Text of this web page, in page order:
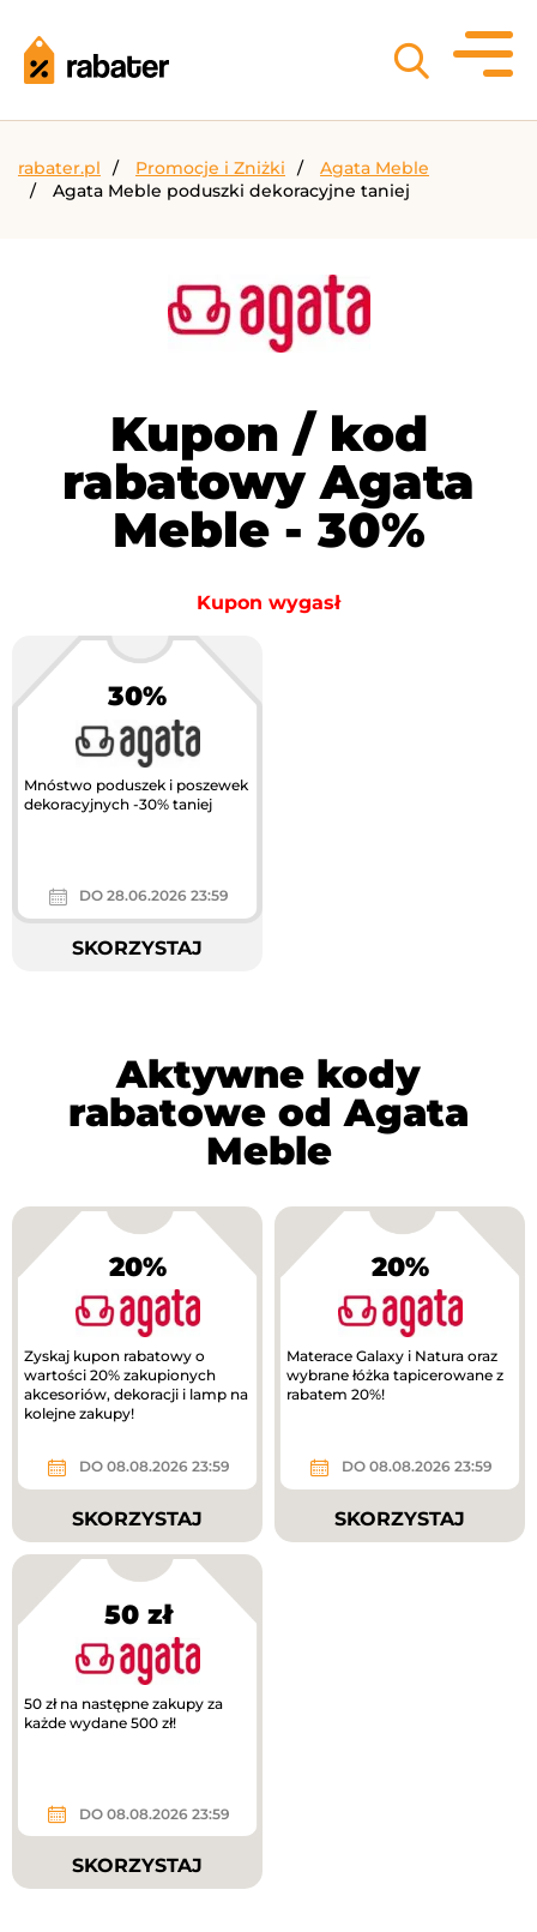
rabater.pl Promocje i Zniżki
Agata Meble
Agata Meble poduszki dekoracyjne taniej
Kupon / kod
rabatowy Agata
Meble - 30%
Kupon wygasł
30%
Mnóstwo poduszek i poszewek
dekoracyjnych -30% taniej
DO 28.06.2026 23:59
SKORZYSTAJ
Aktywne kody
rabatowe od Agata
Meble
20%
Zyskaj kupon rabatowy o
wartości 20% zakupionych
akcesoriów, dekoracji i lamp na
kolejne zakupy!
DO 08.08.2026 23:59
SKORZYSTAJ
20%
Materace Galaxy i Natura oraz
wybrane łóżka tapicerowane z
rabatem 20%!
DO 08.08.2026 23:59
SKORZYSTAJ
50 zł
50 zł na następne zakupy za
każde wydane 500 zł!
DO 08.08.2026 23:59
SKORZYSTAJ